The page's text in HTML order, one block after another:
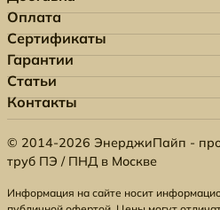
Оплата
Сертификаты
Гарантии
Статьи
Контакты
© 2014-2026 ЭнерджиПайп -
труб ПЭ / ПНД в Москве
Информация на сайте носит